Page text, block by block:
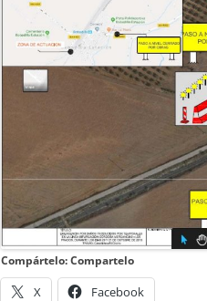
Compártelo: Compartelo
X Facebook